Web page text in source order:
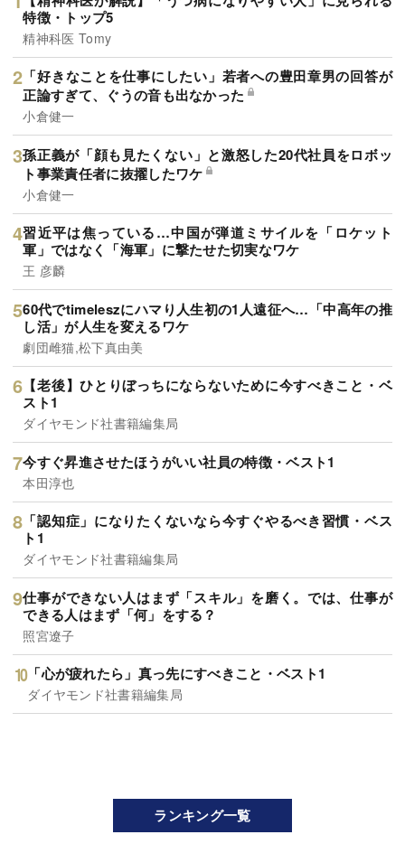
特徴・トップ5
精神科医 Tomy
「好きなことを仕事にしたい」若者への豊田章男の回答が
正論すぎて、ぐうの音も出なかった
小倉健一
孫正義が「顔も見たくない」と激怒した20代社員をロボッ
ト事業責任者に抜擢したワケ
小倉健一
習近平は焦っている…中国が弾道ミサイルを「ロケット
軍」ではなく「海軍」に撃たせた切実なワケ
王 彦麟
60代でtimeleszにハマり人生初の1人遠征へ…「中高年の推
し活」が人生を変えるワケ
劇団雌猫,松下真由美
【老後】ひとりぼっちにならないために今すべきこと・ベ
スト1
ダイヤモンド社書籍編集局
今すぐ昇進させたほうがいい社員の特徴・ベスト1
本田淳也
「認知症」になりたくないなら今すぐやるべき習慣・ベス
ト1
ダイヤモンド社書籍編集局
仕事ができない人はまず「スキル」を磨く。では、仕事が
できる人はまず「何」をする？
照宮遼子
「心が疲れたら」真っ先にすべきこと・ベスト1
ダイヤモンド社書籍編集局
ランキング一覧